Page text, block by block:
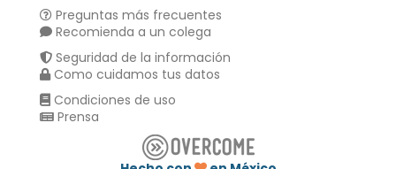
Preguntas más frecuentes
Recomienda a un colega
Seguridad de la información
Como cuidamos tus datos
Condiciones de uso
Prensa